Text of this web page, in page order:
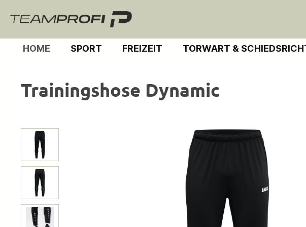
Zur Hauptnavigation springen
HOME SPORT FREIZEIT TORWART &
Trainingshose Dynamic
Bildergalerie überspringen